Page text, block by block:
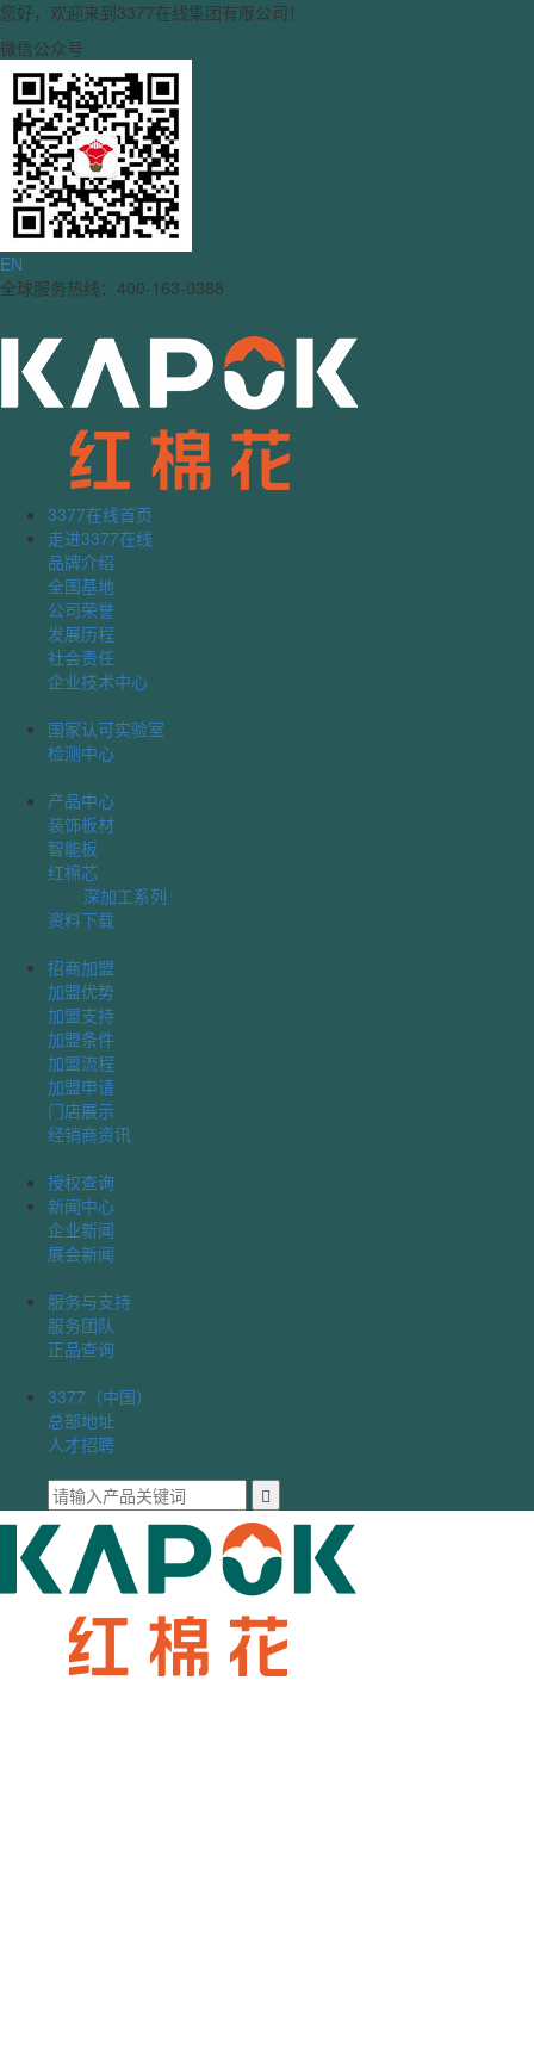
您好，欢迎来到3377在线集团有限公司！
微信公众号
EN
全球服务热线：400-163-0388
3377在线首页
走进3377在线
品牌介绍
全国基地
公司荣誉
发展历程
社会责任
企业技术中心
国家认可实验室
检测中心
产品中心
装饰板材
智能板
红棉芯
深加工系列
资料下载
招商加盟
加盟优势
加盟支持
加盟条件
加盟流程
加盟申请
门店展示
经销商资讯
授权查询
新闻中心
企业新闻
展会新闻
服务与支持
服务团队
正品查询
3377（中国）
总部地址
人才招聘